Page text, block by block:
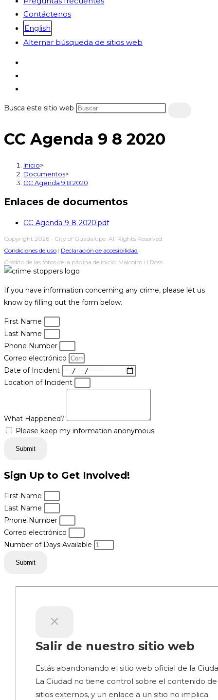
Contáctenos
English
Alternar búsqueda de sitios web
Busca este sitio web
CC Agenda 9 8 2020
Inicio>
Documentos>
CC Agenda 9 8 2020
Enlaces de documentos
CC-Agenda-9-8-2020.pdf
Copyright 2026 - City of Guadalupe. All Rights Reserved.
Condiciones de uso | Declaración de accesibilidad
Crédito de las fotos de la página de inicio: Malcolm H Ross.
If you have information concerning any crime, please let us
know by filling out the form below.
First Name
Last Name
Phone Number
Correo electrónico
Date of Incident
Location of Incident
What Happened?
Please keep my information anonymous
Submit
Sign Up to Get Involved!
First Name
Last Name
Phone Number
Correo electrónico
Number of Days Available
Submit
Salir de nuestro sitio web
Estás abandonando el sitio web oficial de la
La Ciudad no tiene control sobre el contenido de
sitios externos, y un enlace a un sitio no implica